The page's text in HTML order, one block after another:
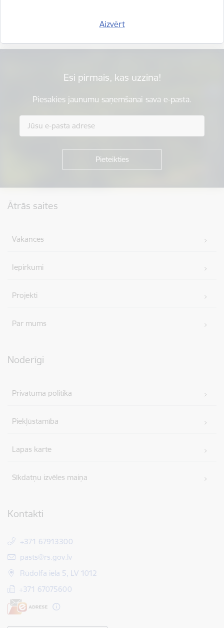
Aizvērt
Sniegt atsauksmi
Esi pirmais, kas uzzina!
Piesakies jaunumu saņemšanai savā e-pastā.
Ātrās saites
Vakances
Iepirkumi
Projekti
Par mums
Noderīgi
Privātuma politika
Piekļūstamība
Lapas karte
Sīkdatņu izvēles maiņa
Kontakti
+371 67913300
E-pasts:
pasts@rs.gov.lv
Rūdolfa iela 5, LV 1012
+371 67075600